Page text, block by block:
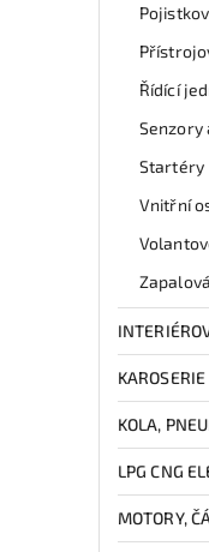
Řídící
Senzory
Startéry
Vnitřní
KOLA,
LPG CNG
MOTORY,